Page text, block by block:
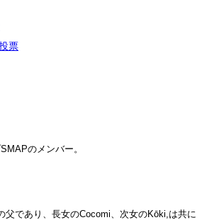
票
のメンバー。
父であり、長女のCocomi、次女のKōki,は共に